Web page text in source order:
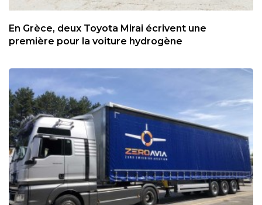
En Grèce, deux Toyota Mirai écrivent une
première pour la voiture hydrogène